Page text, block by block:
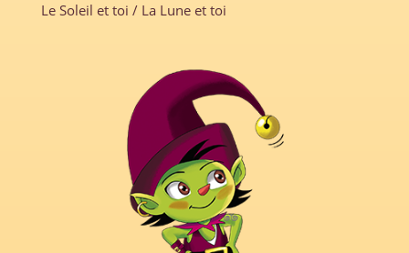
Le Soleil et toi / La Lune et toi